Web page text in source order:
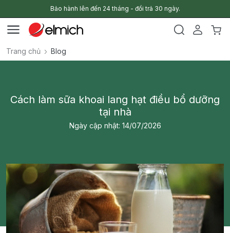
Bảo hành lên đến 24 tháng - đổi trả 30 ngày.
Trang chủ Blog
Cách làm sữa khoai lang hạt điều bổ dưỡng
tại nhà
Ngày cập nhật: 14/07/2026